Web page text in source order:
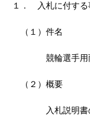
１． 入札に付する
（１）件名
競輪選手用雨
（２）概要
入札説明書の